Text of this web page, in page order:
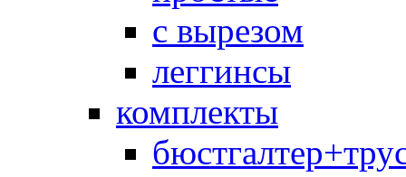
с вырезом
леггинсы
комплекты